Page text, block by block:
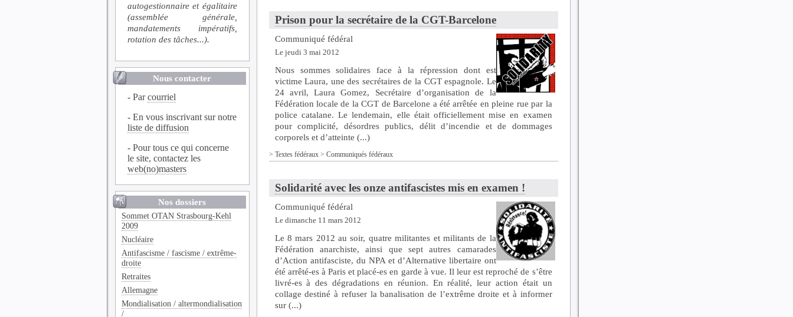
autogestionnaire et égalitaire
(assemblée générale,
mandatements impératifs,
rotation des tâches...).
Nous contacter
- Parcourriel
- En vous inscrivant sur notre
liste de diffusion
- Pour tous ce qui concerne
le site, contactez les
web(no)masters
Nos dossiers
Sommet OTAN Strasbourg-Kehl
2009
Nucléaire
Antifascisme / fascisme / extrême-
droite
Retraites
Allemagne
Mondialisation / altermondialisation
/
Prison pour la secrétaire de la CGT-Barcelone
Communiqué fédéral
Le jeudi 3 mai 2012
Nous sommes solidaires face à la répression dont est
victime Laura, une des secrétaires de la CGT espagnole. Le
24 avril, Laura Gomez, Secrétaire d’organisation de la
Fédération locale de la CGT de Barcelone a été arrêtée en pleine rue par la
police catalane. Le lendemain, elle était officiellement mise en examen
pour complicité, désordres publics, délit d’incendie et de dommages
corporels et d’atteinte (...)
> Textes fédéraux> Communiqués fédéraux
Solidarité avec les onze antifascistes mis en examen !
Communiqué fédéral
Le dimanche 11 mars 2012
Le 8 mars 2012 au soir, quatre militantes et militants de la
Fédération anarchiste, ainsi que sept autres camarades
d’Action antifasciste, du NPA et d’Alternative libertaire ont
été arrêté-es à Paris et placé-es en garde à vue. Il leur est reproché de s’être
livré-es à des dégradations en réunion. En réalité, leur action était un
collage destiné à refuser la banalisation de l’extrême droite et à informer
sur (...)